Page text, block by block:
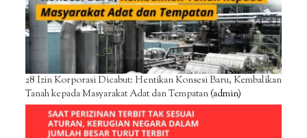
28 Izin Korporasi Dicabut: Hentikan Konsesi Baru, Kembalikan
Tanah kepada Masyarakat Adat dan Tempatan(admin)